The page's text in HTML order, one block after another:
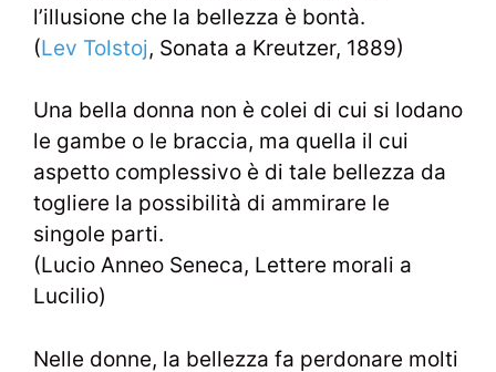
l’illusione che la bellezza è bontà.
(Lev Tolstoj, Sonata a Kreutzer, 1889)
Una bella donna non è colei di cui si lodano
le gambe o le braccia, ma quella il cui
aspetto complessivo è di tale bellezza da
togliere la possibilità di ammirare le
singole parti.
(Lucio Anneo Seneca, Lettere morali a
Lucilio)
Nelle donne, la bellezza fa perdonare molti